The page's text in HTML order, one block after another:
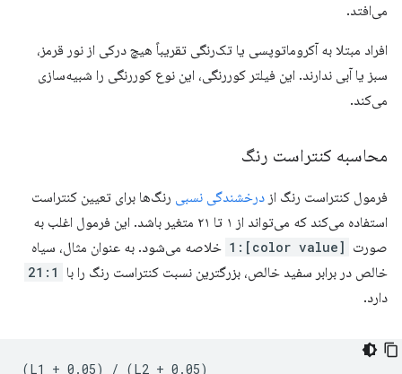
می‌افتد.
افراد مبتلا به آکروماتوپسی یا تک‌رنگی تقریباً هیچ درکی از نور قرمز،
سبز یا آبی ندارند. این فیلتر کوررنگی، این نوع کوررنگی را شبیه‌سازی
می‌کند.
محاسبه کنتراست رنگ
فرمول کنتراست رنگ از درخشندگی نسبی رنگ‌ها برای تعیین کنتراست
استفاده می‌کند که می‌تواند از ۱ تا ۲۱ متغیر باشد. این فرمول اغلب به
صورت [color value]:1
خلاصه می‌شود. به عنوان مثال، سیاه
خالص در برابر سفید خالص، بزرگترین نسبت کنتراست رنگ را با
21:1
دارد.
(L1 + 0.05) / (L2 + 0.05)